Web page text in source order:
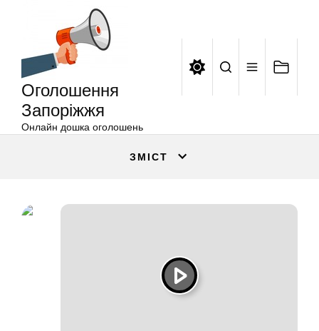
Оголошення
Запоріжжя
Онлайн дошка оголошень
ЗМІСТ